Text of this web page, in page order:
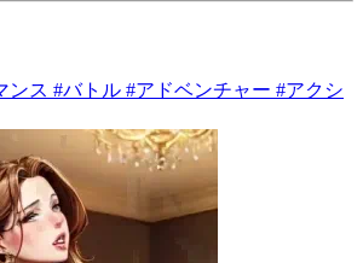
ンス #バトル #アドベンチャー #アクシ